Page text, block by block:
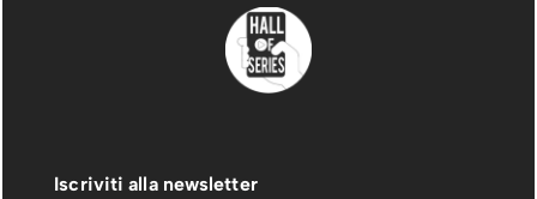
Iscriviti alla newsletter